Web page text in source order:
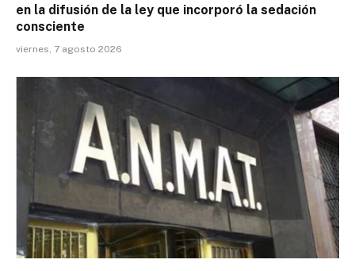
en la difusión de la ley que incorporó la sedación
consciente
viernes, 7 agosto 2026